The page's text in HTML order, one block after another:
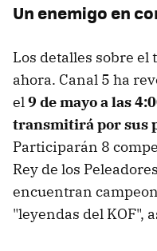
Un enemigo en
Los detalles sobre el
ahora. Canal 5 ha
el9 de mayo a las
transmitirá por sus
Participarán 8
Rey de los
encuentran
"leyendas del KOF",